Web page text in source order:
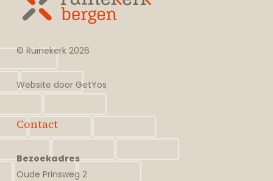
© Ruïnekerk 2026
Website doorGetYos
Contact
Bezoekadres
Oude Prinsweg 2